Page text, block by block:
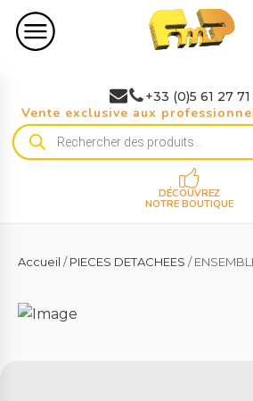
+33 (0)5 61 27 71
Vente exclusive aux
Recherche
de
DÉCOUVREZ
NOTRE BOUTIQUE
Accueil /PIECES DETACHEES /